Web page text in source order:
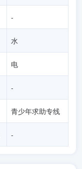
-
水
电
-
青少年求助专线
-